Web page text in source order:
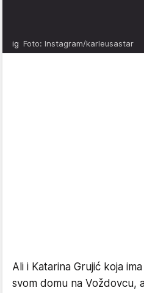
ig Foto: Instagram/karleusastar
Ali i Katarina Grujić koja
svom domu na Voždovcu,